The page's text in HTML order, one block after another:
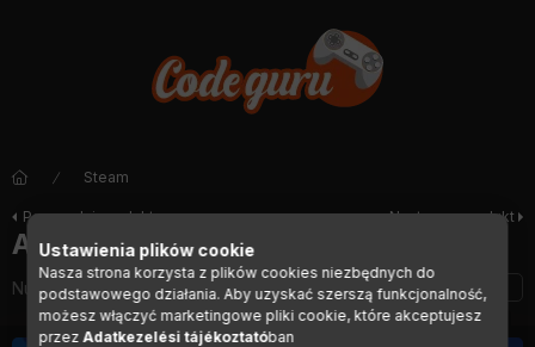
Steam
Poprzedni produkt Następny produkt
Avicii Invector
Numer artykułu:DIGI00783
Ustawienia plików cookie
Nasza strona korzysta z plików cookies niezbędnych do
podstawowego działania. Aby uzyskać szerszą funkcjonalność,
możesz włączyć marketingowe pliki cookie, które akceptujesz
przezAdatkezelési tájékoztatóban